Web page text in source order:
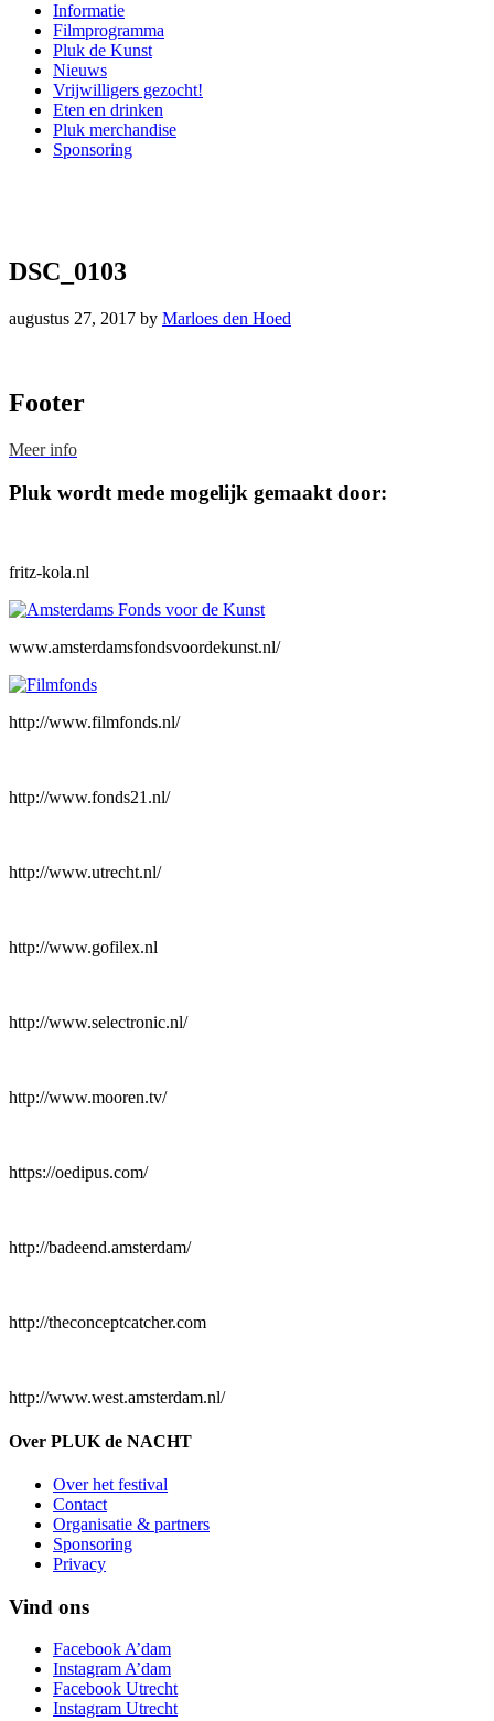
Informatie
Filmprogramma
Pluk de Kunst
Nieuws
Vrijwilligers gezocht!
Eten en drinken
Pluk merchandise
Sponsoring
DSC_0103
augustus 27, 2017 by Marloes den Hoed
Footer
Meer info
Pluk wordt mede mogelijk gemaakt door:
fritz-kola.nl
www.amsterdamsfondsvoordekunst.nl/
http://www.filmfonds.nl/
http://www.fonds21.nl/
http://www.utrecht.nl/
http://www.gofilex.nl
http://www.selectronic.nl/
http://www.mooren.tv/
https://oedipus.com/
http://badeend.amsterdam/
http://theconceptcatcher.com
http://www.west.amsterdam.nl/
Over PLUK de NACHT
Over het festival
Contact
Organisatie & partners
Sponsoring
Privacy
Vind ons
Facebook A’dam
Instagram A’dam
Facebook Utrecht
Instagram Utrecht